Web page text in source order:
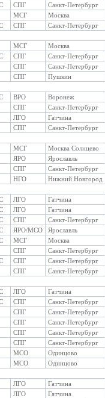
СПГ Санкт-Петербург
МСГ Москва
СПГ Санкт-Петербург
МСГ Москва
СПГ Санкт-Петербург
СПГ Санкт-Петербург
СПГ Пушкин
ВРО Воронеж
СПГ Санкт-Петербург
ЛГО Гатчина
СПГ Санкт-Петербург
МСГ Москва Солнцево
ЯРО Ярославль
СПГ Санкт-Петербург
НГО Нижний Новгород
ЛГО Гатчина
ЛГО Гатчина
СПГ Санкт-Петербург
ЯРО/МСО Ярославль
МСГ Москва
СПГ Санкт-Петербург
СПГ Санкт-Петербург
СПГ Санкт-Петербург
ЛГО Гатчина
СПГ Санкт-Петербург
СПГ Санкт-Петербург
СПГ Санкт-Петербург
СПГ Санкт-Петербург
СПГ Санкт-Петербург
МСО Одинцово
МСО Одинцово
ЛГО Гатчина
ЛГО Гатчина